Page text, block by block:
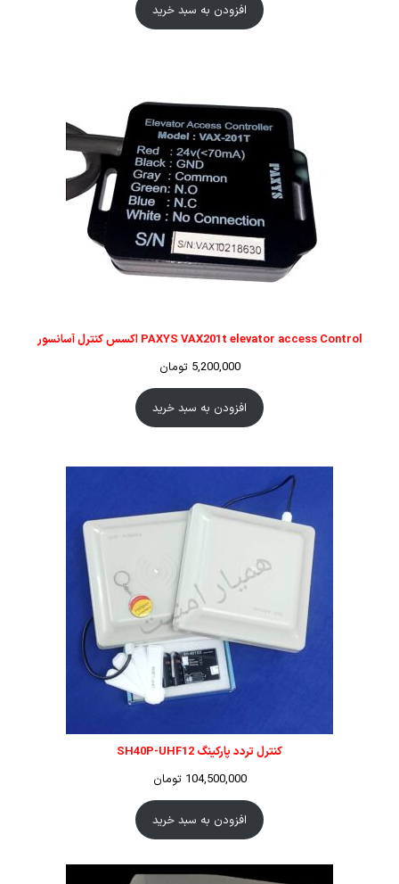
افزودن به سبد خرید
PAXYS VAX201t elevator access Control اکسس کنترل آسانسور
5,200,000 تومان
افزودن به سبد خرید
کنترل تردد پارکینگ SH40P-UHF12
104,500,000 تومان
افزودن به سبد خرید